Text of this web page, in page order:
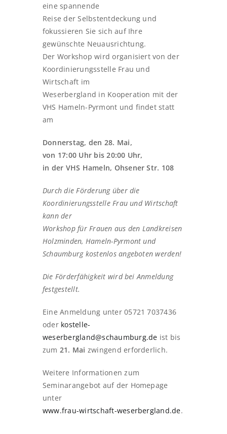
eine spannende
Reise der Selbstentdeckung und
fokussieren Sie sich auf Ihre
gewünschte Neuausrichtung.
Der Workshop wird organisiert von der
Koordinierungsstelle Frau und
Wirtschaft im
Weserbergland in Kooperation mit der
VHS Hameln-Pyrmont und findet statt
am
Donnerstag, den 28. Mai,
von 17:00 Uhr bis 20:00 Uhr,
in der VHS Hameln, Ohsener Str. 108
Durch die Förderung über die
Koordinierungsstelle Frau und Wirtschaft
kann der
Workshop für Frauen aus den Landkreisen
Holzminden, Hameln-Pyrmont und
Schaumburg kostenlos angeboten werden!
Die Förderfähigkeit wird bei Anmeldung
festgestellt.
Eine Anmeldung unter 05721 7037436
oder kostelle-
weserbergland@schaumburg.de ist bis
zum 21. Mai zwingend erforderlich.
Weitere Informationen zum
Seminarangebot auf der Homepage
unter
www.frau-wirtschaft-weserbergland.de.